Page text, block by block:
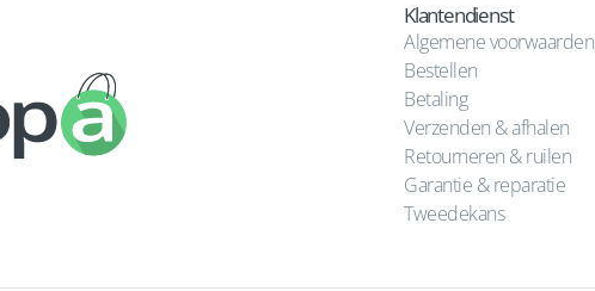
Klantendienst
Algemene voorwaarden
Bestellen
Betaling
Verzenden & afhalen
Retourneren & ruilen
Garantie & reparatie
Tweedekans